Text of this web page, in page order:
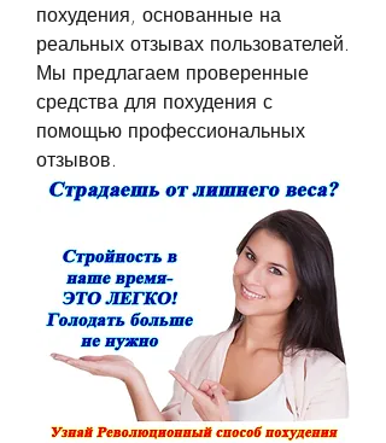
похудения, основанные на
реальных отзывах пользователей.
Мы предлагаем проверенные
средства для похудения с
помощью профессиональных
отзывов.